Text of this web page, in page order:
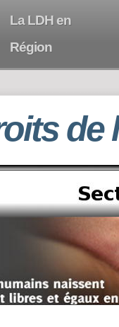
La LDH en
Région
de